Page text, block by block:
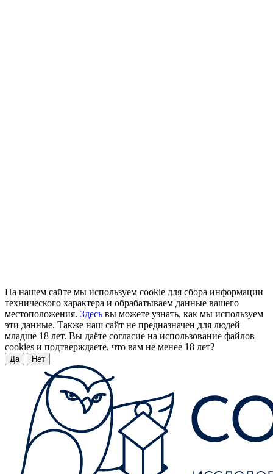
На нашем сайте мы используем cookie для сбора информации
технического характера и обрабатываем данные вашего
местоположения. Здесь вы можете узнать, как мы используем
эти данные. Также наш сайт не предназначен для людей
младше 18 лет. Вы даёте согласие на использование файлов
cookies и подтверждаете, что вам не менее 18 лет?
Да Нет